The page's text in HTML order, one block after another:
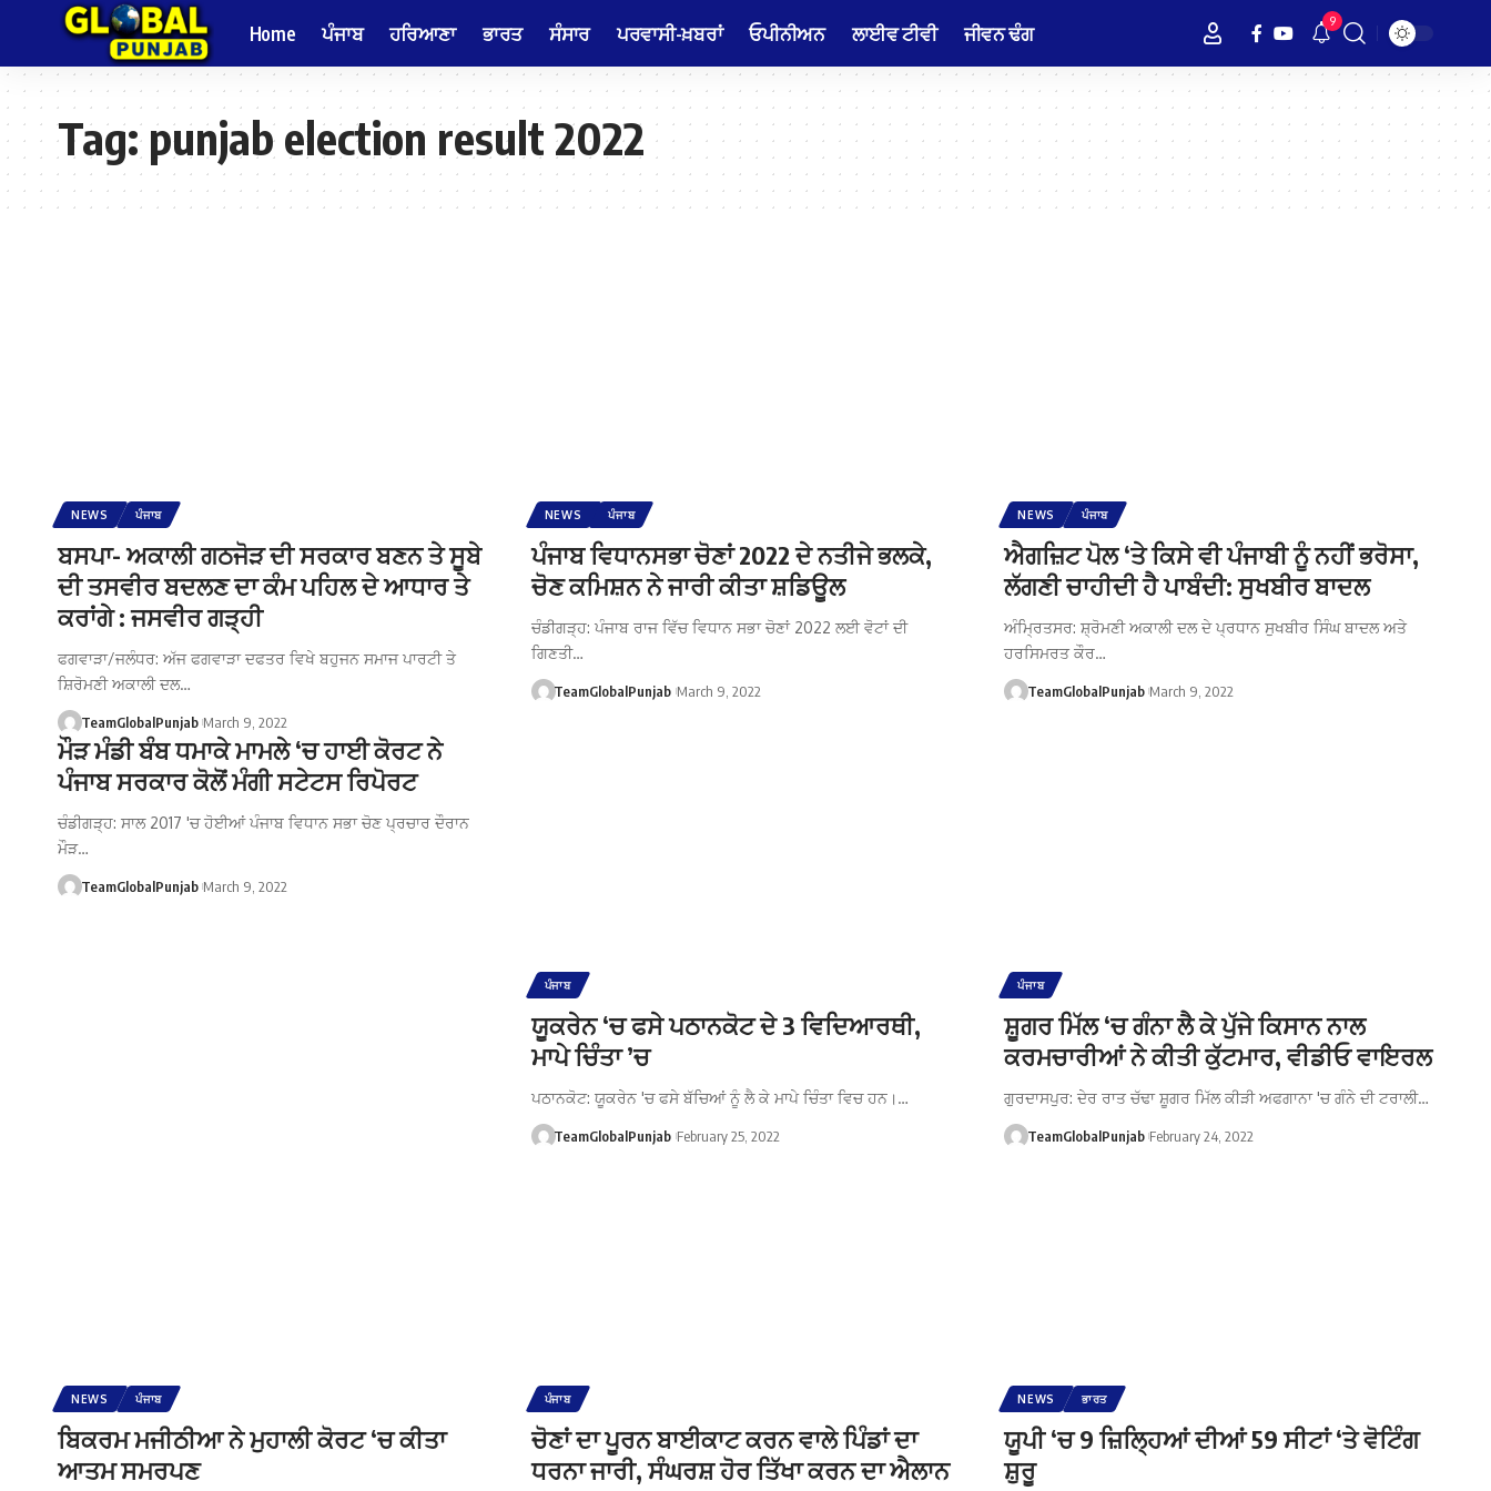
Home ਪੰਜਾਬ ਹਰਿਆਣਾ ਭਾਰਤ ਸੰਸਾਰ ਪਰਵਾਸੀ-ਖ਼ਬਰਾਂ ਓਪੀਨੀਅਨ ਲਾਈਵ ਟੀਵੀ ਜੀਵਨ ਢੰਗ 9
Tag:punjab election result 2022
NEWS ਪੰਜਾਬ
ਬਸਪਾ- ਅਕਾਲੀ ਗਠਜੋੜ ਦੀ ਸਰਕਾਰ ਬਣਨ ਤੇ ਸੂਬੇ
ਦੀ ਤਸਵੀਰ ਬਦਲਣ ਦਾ ਕੰਮ ਪਹਿਲ ਦੇ ਆਧਾਰ ਤੇ
ਕਰਾਂਗੇ : ਜਸਵੀਰ ਗੜ੍ਹੀ
ਫਗਵਾੜਾ/ਜਲੰਧਰ: ਅੱਜ ਫਗਵਾੜਾ ਦਫਤਰ ਵਿਖੇ ਬਹੁਜਨ ਸਮਾਜ ਪਾਰਟੀ ਤੇ
ਸ਼ਿਰੋਮਣੀ ਅਕਾਲੀ ਦਲ…
TeamGlobalPunjab March 9, 2022
NEWS ਪੰਜਾਬ
ਪੰਜਾਬ ਵਿਧਾਨਸਭਾ ਚੋਣਾਂ 2022 ਦੇ ਨਤੀਜੇ ਭਲਕੇ,
ਚੋਣ ਕਮਿਸ਼ਨ ਨੇ ਜਾਰੀ ਕੀਤਾ ਸ਼ਡਿਊਲ
ਚੰਡੀਗੜ੍ਹ: ਪੰਜਾਬ ਰਾਜ ਵਿੱਚ ਵਿਧਾਨ ਸਭਾ ਚੋਣਾਂ 2022 ਲਈ ਵੋਟਾਂ ਦੀ
ਗਿਣਤੀ…
TeamGlobalPunjab March 9, 2022
NEWS ਪੰਜਾਬ
ਐਗਜ਼ਿਟ ਪੋਲ ‘ਤੇ ਕਿਸੇ ਵੀ ਪੰਜਾਬੀ ਨੂੰ ਨਹੀਂ ਭਰੋਸਾ,
ਲੱਗਣੀ ਚਾਹੀਦੀ ਹੈ ਪਾਬੰਦੀ: ਸੁਖਬੀਰ ਬਾਦਲ
ਅੰਮ੍ਰਿਤਸਰ: ਸ਼੍ਰੋਮਣੀ ਅਕਾਲੀ ਦਲ ਦੇ ਪ੍ਰਧਾਨ ਸੁਖਬੀਰ ਸਿੰਘ ਬਾਦਲ ਅਤੇ
ਹਰਸਿਮਰਤ ਕੌਰ…
TeamGlobalPunjab March 9, 2022
ਮੌੜ ਮੰਡੀ ਬੰਬ ਧਮਾਕੇ ਮਾਮਲੇ ‘ਚ ਹਾਈ ਕੋਰਟ ਨੇ
ਪੰਜਾਬ ਸਰਕਾਰ ਕੋਲੋਂ ਮੰਗੀ ਸਟੇਟਸ ਰਿਪੋਰਟ
ਚੰਡੀਗੜ੍ਹ: ਸਾਲ 2017 'ਚ ਹੋਈਆਂ ਪੰਜਾਬ ਵਿਧਾਨ ਸਭਾ ਚੋਣ ਪ੍ਰਚਾਰ ਦੌਰਾਨ
ਮੌੜ…
TeamGlobalPunjab March 9, 2022
ਪੰਜਾਬ
ਯੂਕਰੇਨ ‘ਚ ਫਸੇ ਪਠਾਨਕੋਟ ਦੇ 3 ਵਿਦਿਆਰਥੀ,
ਮਾਪੇ ਚਿੰਤਾ ’ਚ
ਪਠਾਨਕੋਟ: ਯੂਕਰੇਨ 'ਚ ਫਸੇ ਬੱਚਿਆਂ ਨੂੰ ਲੈ ਕੇ ਮਾਪੇ ਚਿੰਤਾ ਵਿਚ ਹਨ।…
TeamGlobalPunjab February 25, 2022
ਪੰਜਾਬ
ਸ਼ੂਗਰ ਮਿੱਲ ‘ਚ ਗੰਨਾ ਲੈ ਕੇ ਪੁੱਜੇ ਕਿਸਾਨ ਨਾਲ
ਕਰਮਚਾਰੀਆਂ ਨੇ ਕੀਤੀ ਕੁੱਟਮਾਰ, ਵੀਡੀਓ ਵਾਇਰਲ
ਗੁਰਦਾਸਪੁਰ: ਦੇਰ ਰਾਤ ਚੱਢਾ ਸ਼ੂਗਰ ਮਿੱਲ ਕੀੜੀ ਅਫਗਾਨਾ 'ਚ ਗੰਨੇ ਦੀ ਟਰਾਲੀ…
TeamGlobalPunjab February 24, 2022
NEWS ਪੰਜਾਬ
ਬਿਕਰਮ ਮਜੀਠੀਆ ਨੇ ਮੁਹਾਲੀ ਕੋਰਟ ‘ਚ ਕੀਤਾ
ਆਤਮ ਸਮਰਪਣ
ਪੰਜਾਬ
ਚੋਣਾਂ ਦਾ ਪੂਰਨ ਬਾਈਕਾਟ ਕਰਨ ਵਾਲੇ ਪਿੰਡਾਂ ਦਾ
ਧਰਨਾ ਜਾਰੀ, ਸੰਘਰਸ਼ ਹੋਰ ਤਿੱਖਾ ਕਰਨ ਦਾ ਐਲਾਨ
NEWS ਭਾਰਤ
ਯੂਪੀ ‘ਚ 9 ਜ਼ਿਲ੍ਹਿਆਂ ਦੀਆਂ 59 ਸੀਟਾਂ ‘ਤੇ ਵੋਟਿੰਗ
ਸ਼ੁਰੂ